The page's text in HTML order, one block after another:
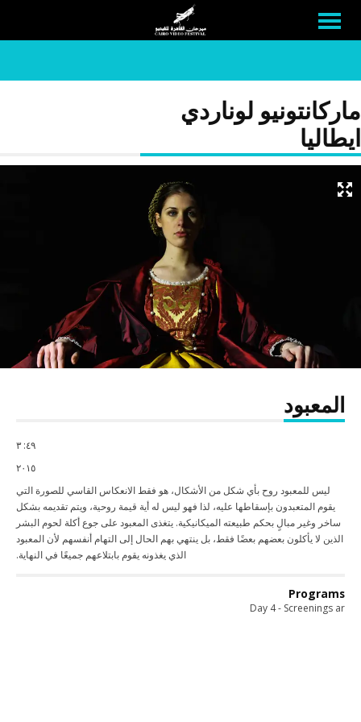
ماركانتونيو لوناردي
ايطاليا
المعبود
٤٩: ٣
٢٠١٥
ليس للمعبود روح بأي شكل من الأشكال، هو فقط الانعكاس القاسي للصورة التي
يقوم المتعبدون بإسقاطها عليه، لذا فهو ليس له أية قيمة روحية، ويتم تقديمه بشكل
ساخر وغير مبالٍ بحكم طبيعته الميكانيكية. يتغذى المعبود على جوع أكلة لحوم البشر
الذين لا يأكلون بعضهم بعضًا فقط، بل ينتهي بهم الحال إلى التهام أنفسهم لأن المعبود
الذي يغذونه يقوم بابتلاعهم جميعًا في النهاية.
Programs
Day 4 - Screenings ar